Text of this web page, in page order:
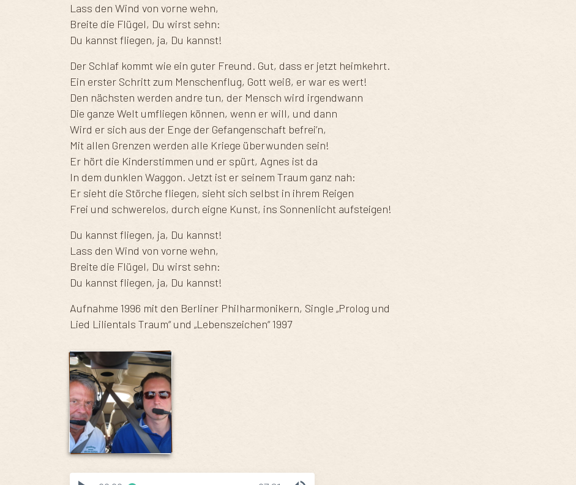
Lass den Wind von vorne wehn,
Breite die Flügel, Du wirst sehn:
Du kannst fliegen, ja, Du kannst!
Der Schlaf kommt wie ein guter Freund. Gut, dass er jetzt heimkehrt.
Ein erster Schritt zum Menschenflug, Gott weiß, er war es wert!
Den nächsten werden andre tun, der Mensch wird irgendwann
Die ganze Welt umfliegen können, wenn er will, und dann
Wird er sich aus der Enge der Gefangenschaft befrei’n,
Mit allen Grenzen werden alle Kriege überwunden sein!
Er hört die Kinderstimmen und er spürt, Agnes ist da
In dem dunklen Waggon. Jetzt ist er seinem Traum ganz nah:
Er sieht die Störche fliegen, sieht sich selbst in ihrem Reigen
Frei und schwerelos, durch eigne Kunst, ins Sonnenlicht aufsteigen!
Du kannst fliegen, ja, Du kannst!
Lass den Wind von vorne wehn,
Breite die Flügel, Du wirst sehn:
Du kannst fliegen, ja, Du kannst!
Aufnahme 1996 mit den Berliner Philharmonikern, Single „Prolog und
Lied Lilientals Traum“ und „Lebenszeichen“ 1997